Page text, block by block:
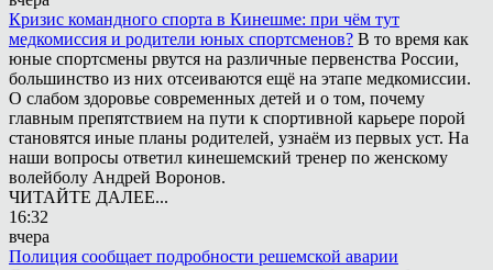
Кризис командного спорта в Кинешме: при чём тут
медкомиссия и родители юных спортсменов? В то время как
юные спортсмены рвутся на различные первенства России,
большинство из них отсеиваются ещё на этапе медкомиссии.
О слабом здоровье современных детей и о том, почему
главным препятствием на пути к спортивной карьере порой
становятся иные планы родителей, узнаём из первых уст. На
наши вопросы ответил кинешемский тренер по женскому
волейболу Андрей Воронов.
ЧИТАЙТЕ ДАЛЕЕ...
16:32
вчера
Полиция сообщает подробности решемской аварии